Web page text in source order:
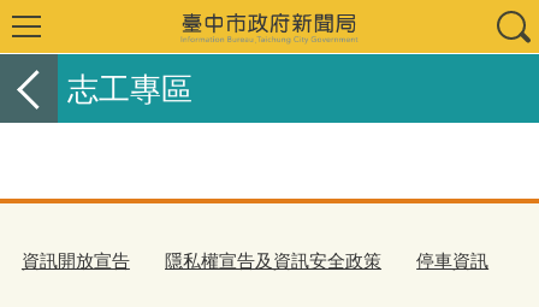
志工專區
資訊開放宣告 隱私權宣告及資訊安全政策 停車資訊